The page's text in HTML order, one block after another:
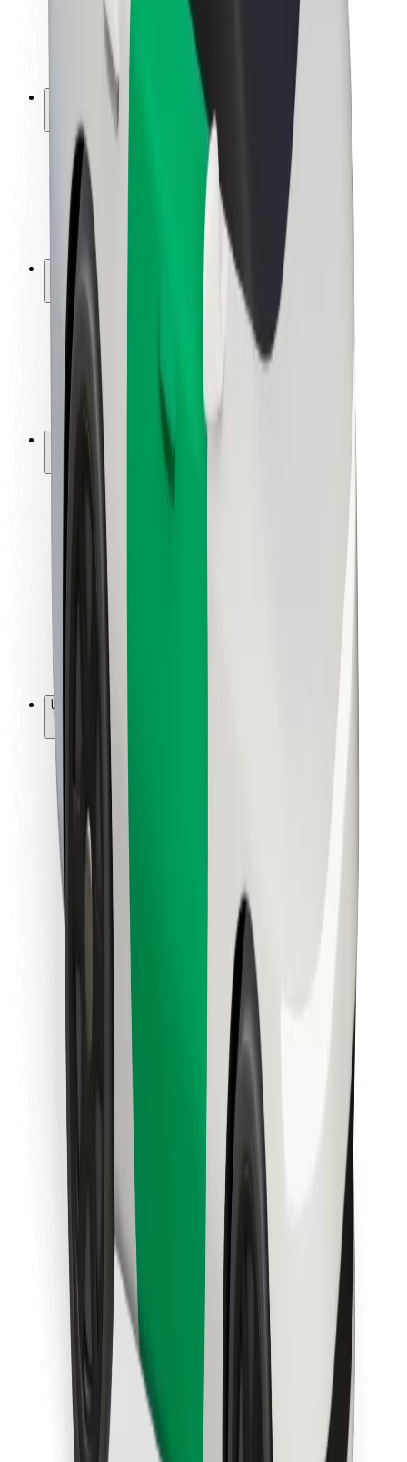
ბრენდი
მედია
ურბანული ფონდი
მგზავრების უსაფრთხოება
მძღოლების უსაფრთხოება
სკუტერის უსაფრთხოება
უსაფრთხოება
ქალაქები
ლოკაციები
ქალაქი უკეთესობისკენ
აეროპორტები
Bolt-ის დასატენი სადგური
მხარდაჭერა
მგზავრებისთვის
მძღოლებისთვის
კურიერებისთვის
Bolt Food
ავტოპარკის მფლობელებისთვის
რესტორნებისთვის
Bolt for Business
სხვა
წესები და პირობები
Cookies
უსაფრთხოება
მიიღე მომსახურება რამდენიმე წუთში!
გადმოწერე Bolt
იპოვე შენი საყვარელი კერძები!
გადმოწერე Bolt Food